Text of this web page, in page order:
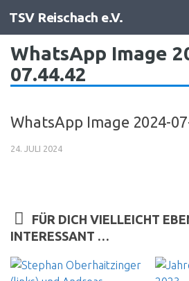
Zum Inhalt springen
TSV Reischach e.V.
WhatsApp Image
07.44.42
WhatsApp Image 2024-
24. JULI 2024
FÜR DICH VIELLEICHT
INTERESSANT …